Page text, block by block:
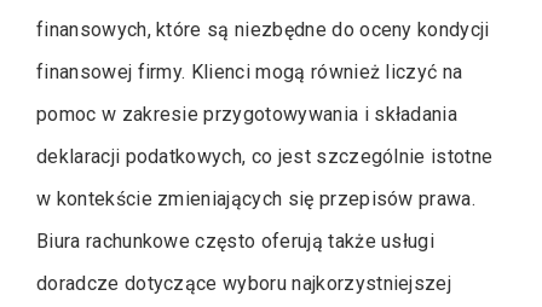
finansowych, które są niezbędne do oceny kondycji
finansowej firmy. Klienci mogą również liczyć na
pomoc w zakresie przygotowywania i składania
deklaracji podatkowych, co jest szczególnie istotne
w kontekście zmieniających się przepisów prawa.
Biura rachunkowe często oferują także usługi
doradcze dotyczące wyboru najkorzystniejszej